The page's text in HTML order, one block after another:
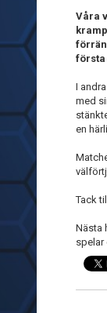
Våra
första
I
med
en
Tack
Nästa
spelar